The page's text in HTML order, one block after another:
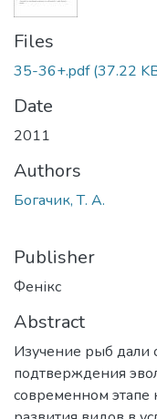
Files
35-36+.pdf(37.22
Date
2011
Authors
Богачик, Т. А.
Publisher
Фенікс
Abstract
Изучение рыб дали
подтверждения
современном этапе